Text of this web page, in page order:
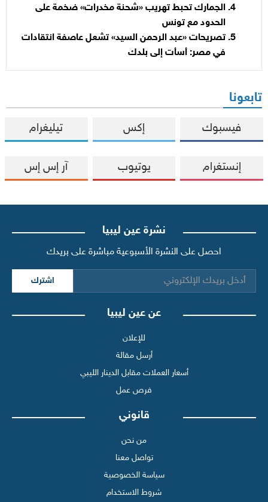
الجمارك تحبط تهريب «شحنة مخدرات» ضخمة على
الحدود مع تونس
تصريحات «عبد الرحمن السيد» تشعل عاصفة انتقادات
في مصر: أسأت إلى بلدك
تابعونا
فيسبوك إكس تيليغرام
إنستغرام يوتيوب آر إس إس
نشرة عين ليبيا
احصل على النشرة الأسبوعية مباشرة على بريدك
اشترك
عن عين ليبيا
للإعلان
أرسل مقالة
أسعار العملات مقابل الدينار الليبي
فرص عمل
قانوني
من نحن
تواصل معنا
سياسة الخصوصية
شروط الاستخدام